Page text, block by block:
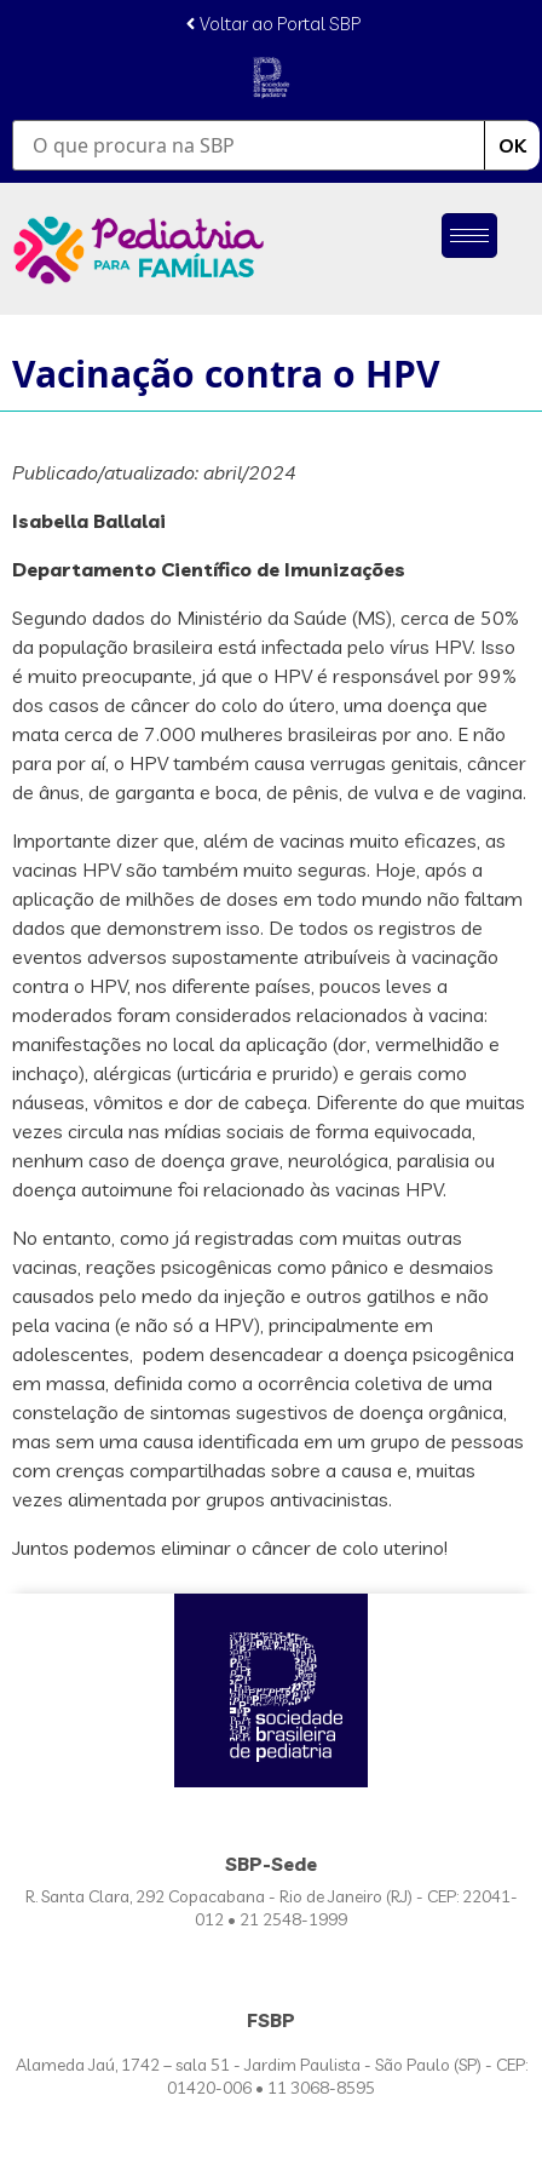
Voltar ao Portal SBP
OK
Vacinação contra o HPV
Publicado/atualizado: abril/2024
Isabella Ballalai
Departamento Científico de Imunizações
Segundo dados do Ministério da Saúde (MS), cerca de 50%
da população brasileira está infectada pelo vírus HPV. Isso
é muito preocupante, já que o HPV é responsável por 99%
dos casos de câncer do colo do útero, uma doença que
mata cerca de 7.000 mulheres brasileiras por ano. E não
para por aí, o HPV também causa verrugas genitais, câncer
de ânus, de garganta e boca, de pênis, de vulva e de vagina.
Importante dizer que, além de vacinas muito eficazes, as
vacinas HPV são também muito seguras. Hoje, após a
aplicação de milhões de doses em todo mundo não faltam
dados que demonstrem isso. De todos os registros de
eventos adversos supostamente atribuíveis à vacinação
contra o HPV, nos diferente países, poucos leves a
moderados foram considerados relacionados à vacina:
manifestações no local da aplicação (dor, vermelhidão e
inchaço), alérgicas (urticária e prurido) e gerais como
náuseas, vômitos e dor de cabeça. Diferente do que muitas
vezes circula nas mídias sociais de forma equivocada,
nenhum caso de doença grave, neurológica, paralisia ou
doença autoimune foi relacionado às vacinas HPV.
No entanto, como já registradas com muitas outras
vacinas, reações psicogênicas como pânico e desmaios
causados pelo medo da injeção e outros gatilhos e não
pela vacina (e não só a HPV), principalmente em
adolescentes, podem desencadear a doença psicogênica
em massa, definida como a ocorrência coletiva de uma
constelação de sintomas sugestivos de doença orgânica,
mas sem uma causa identificada em um grupo de pessoas
com crenças compartilhadas sobre a causa e, muitas
vezes alimentada por grupos antivacinistas.
Juntos podemos eliminar o câncer de colo uterino!
SBP-Sede
R. Santa Clara, 292 Copacabana - Rio de Janeiro (RJ) - CEP: 22041-
012 • 21 2548-1999
FSBP
Alameda Jaú, 1742 – sala 51 - Jardim Paulista - São Paulo (SP) - CEP:
01420-006 • 11 3068-8595